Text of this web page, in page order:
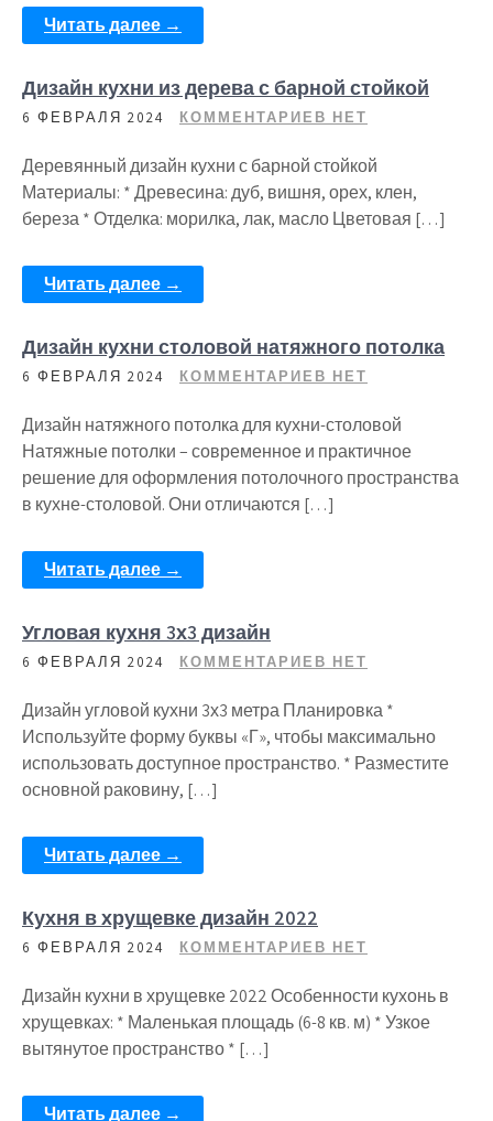
Читать далее →
Дизайн кухни из дерева с барной стойкой
6 ФЕВРАЛЯ 2024 КОММЕНТАРИЕВ НЕТ
Деревянный дизайн кухни с барной стойкой
Материалы: * Древесина: дуб, вишня, орех, клен,
береза * Отделка: морилка, лак, масло Цветовая […]
Читать далее →
Дизайн кухни столовой натяжного потолка
6 ФЕВРАЛЯ 2024 КОММЕНТАРИЕВ НЕТ
Дизайн натяжного потолка для кухни-столовой
Натяжные потолки – современное и практичное
решение для оформления потолочного пространства
в кухне-столовой. Они отличаются […]
Читать далее →
Угловая кухня 3х3 дизайн
6 ФЕВРАЛЯ 2024 КОММЕНТАРИЕВ НЕТ
Дизайн угловой кухни 3х3 метра Планировка *
Используйте форму буквы «Г», чтобы максимально
использовать доступное пространство. * Разместите
основной раковину, […]
Читать далее →
Кухня в хрущевке дизайн 2022
6 ФЕВРАЛЯ 2024 КОММЕНТАРИЕВ НЕТ
Дизайн кухни в хрущевке 2022 Особенности кухонь в
хрущевках: * Маленькая площадь (6-8 кв. м) * Узкое
вытянутое пространство * […]
Читать далее →